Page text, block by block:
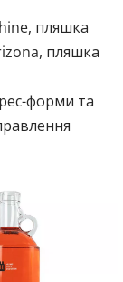
пляшка
пляшка
форми та